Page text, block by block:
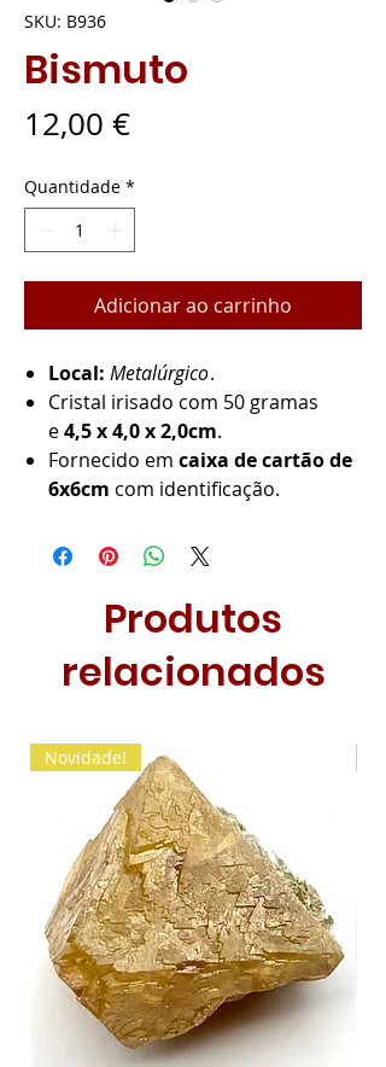
SKU: B936
Bismuto
12,00 €Preço
Quantidade *
Adicionar ao carrinho
Local: Metalúrgico.
Cristal irisado com 50 gramas
e4,5 x 4,0 x 2,0cm.
Fornecido em caixa de cartão de
6x6cm com identificação.
Produtos
relacionados
Novidade!